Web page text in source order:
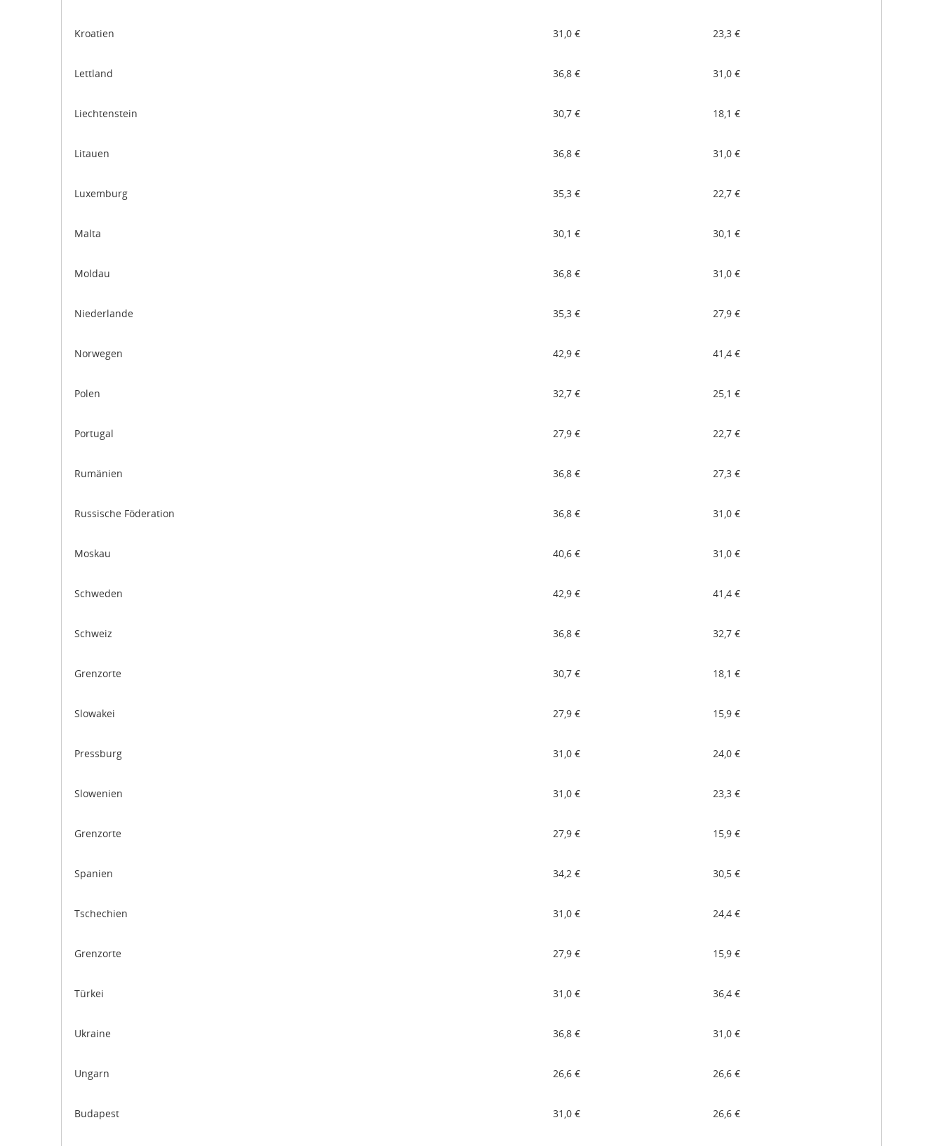
Kroatien 31,0 € 23,3 €
Lettland 36,8 € 31,0 €
Liechtenstein 30,7 € 18,1 €
Litauen 36,8 € 31,0 €
Luxemburg 35,3 € 22,7 €
Malta 30,1 € 30,1 €
Moldau 36,8 € 31,0 €
Niederlande 35,3 € 27,9 €
Norwegen 42,9 € 41,4 €
Polen 32,7 € 25,1 €
Portugal 27,9 € 22,7 €
Rumänien 36,8 € 27,3 €
Russische Föderation 36,8 € 31,0 €
Moskau 40,6 € 31,0 €
Schweden 42,9 € 41,4 €
Schweiz 36,8 € 32,7 €
Grenzorte 30,7 € 18,1 €
Slowakei 27,9 € 15,9 €
Pressburg 31,0 € 24,0 €
Slowenien 31,0 € 23,3 €
Grenzorte 27,9 € 15,9 €
Spanien 34,2 € 30,5 €
Tschechien 31,0 € 24,4 €
Grenzorte 27,9 € 15,9 €
Türkei 31,0 € 36,4 €
Ukraine 36,8 € 31,0 €
Ungarn 26,6 € 26,6 €
Budapest 31,0 € 26,6 €